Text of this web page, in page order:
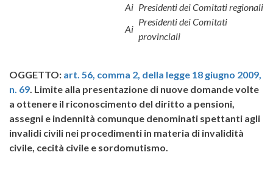
Ai Presidenti dei Comitati regionali
Ai
Presidenti dei Comitati
provinciali
OGGETTO: art. 56, comma 2, della legge 18 giugno 2009,
n. 69. Limite alla presentazione di nuove domande volte
a ottenere il riconoscimento del diritto a pensioni,
assegni e indennità comunque denominati spettanti agli
invalidi civili nei procedimenti in materia di invalidità
civile, cecità civile e sordomutismo.